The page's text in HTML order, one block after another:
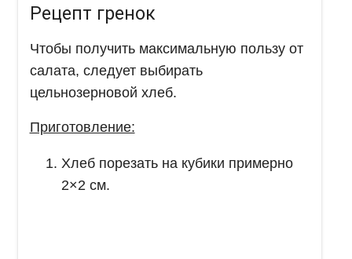
Рецепт гренок
Чтобы получить максимальную пользу от
салата, следует выбирать
цельнозерновой хлеб.
Приготовление:
Хлеб порезать на кубики примерно
2×2 см.